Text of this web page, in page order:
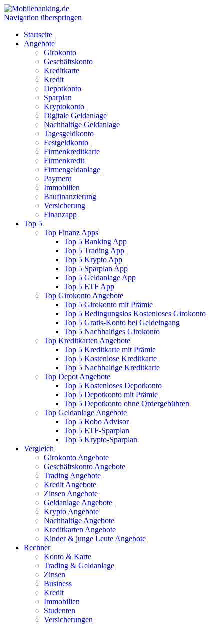
Navigation überspringen
Startseite
Angebote
Girokonto
Geschäftskonto
Kreditkarte
Kredit
Depotkonto
Sparplan
Kryptokonto
Digitale Geldanlage
Nachhaltige Geldanlage
Tagesgeldkonto
Festgeldkonto
Firmenkreditkarte
Firmenkredit
Firmengeldanlage
Payment
Immobilien
Baufinanzierung
Versicherung
Finanzapp
Top 5
Top Finanz Apps
Top 5 Banking App
Top 5 Trading App
Top 5 Krypto App
Top 5 Sparplan App
Top 5 Geldanlage App
Top 5 ETF App
Top Girokonto Angebote
Top 5 Girokonto mit Prämie
Top 5 Bedingungslos Kostenloses Girokonto
Top 5 Gratis-Konto bei Geldeingang
Top 5 Nachhaltiges Girokonto
Top Kreditkarten Angebote
Top 5 Kreditkarte mit Prämie
Top 5 Kostenlose Kreditkarte
Top 5 Nachhaltige Kreditkarte
Top Depot Angebote
Top 5 Kostenloses Depotkonto
Top 5 Depotkonto mit Prämie
Top 5 Depotkonto ohne Ordergebühren
Top Geldanlage Angebote
Top 5 Robo Advisor
Top 5 ETF-Sparplan
Top 5 Krypto-Sparplan
Vergleich
Girokonto Angebote
Geschäftskonto Angebote
Trading Angebote
Kredit Angebote
Zinsen Angebote
Geldanlage Angebote
Krypto Angebote
Nachhaltige Angebote
Kreditkarten Angebote
Kinder & junge Leute Angebote
Rechner
Konto & Karte
Trading & Geldanlage
Zinsen
Business
Kredit
Immobilien
Studenten
Versicherungen